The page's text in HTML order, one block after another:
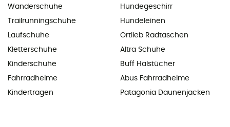
Wanderschuhe
Trailrunningschuhe
Laufschuhe
Kletterschuhe
Kinderschuhe
Fahrradhelme
Kindertragen
Hundegeschirr
Hundeleinen
Ortlieb Radtaschen
Altra Schuhe
Buff Halstücher
Abus Fahrradhelme
Patagonia Daunenjacken